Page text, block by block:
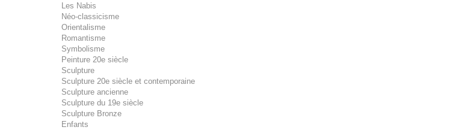
Les Nabis
Néo-classicisme
Orientalisme
Romantisme
Symbolisme
Peinture 20e siècle
Sculpture
Sculpture 20e siècle et contemporaine
Sculpture ancienne
Sculpture du 19e siècle
Sculpture Bronze
Enfants